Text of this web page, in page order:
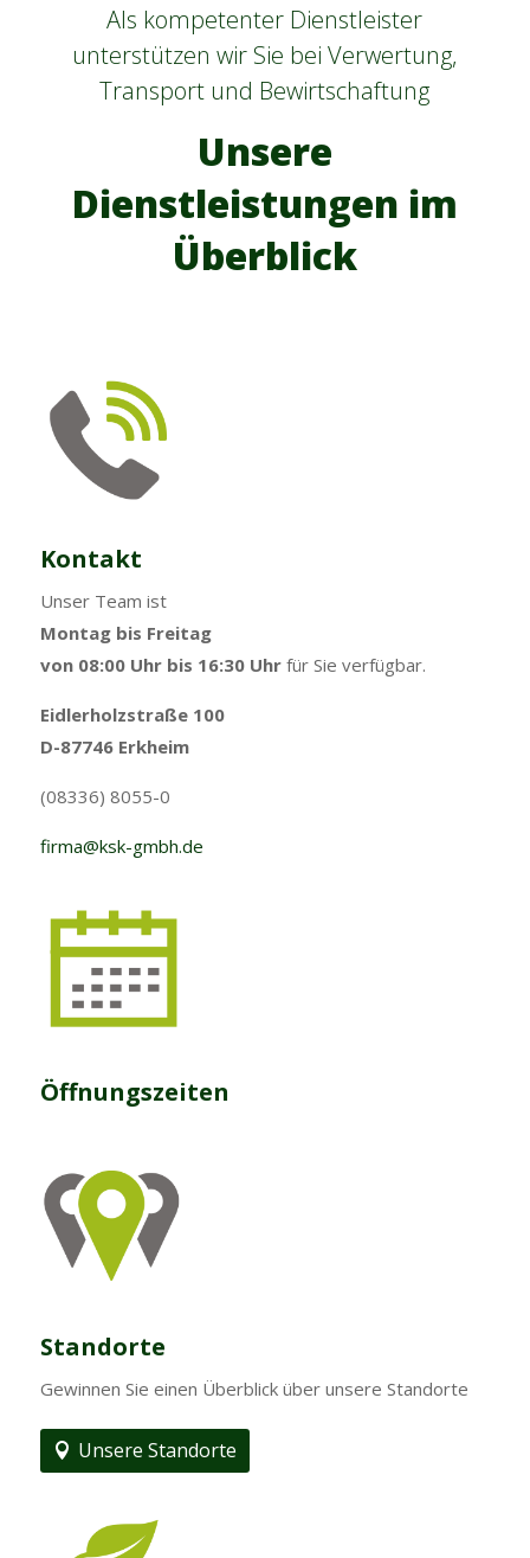
Als kompetenter Dienstleister
unterstützen wir Sie bei Verwertung,
Transport und Bewirtschaftung
Unsere
Dienstleistungen im
Überblick
Kontakt
Unser Team ist
Montag bis Freitag
von 08:00 Uhr bis 16:30 Uhr für Sie verfügbar.
Eidlerholzstraße 100
D-87746 Erkheim
(08336) 8055-0
firma@ksk-gmbh.de
Öffnungszeiten
Standorte
Gewinnen Sie einen Überblick über unsere Standorte
Unsere Standorte